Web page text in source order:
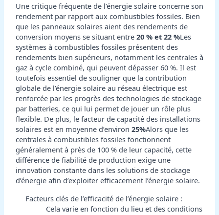
Une critique fréquente de l’énergie solaire concerne son
rendement par rapport aux combustibles fossiles. Bien
que les panneaux solaires aient des rendements de
conversion moyens se situant entre 20 % et 22 %Les
systèmes à combustibles fossiles présentent des
rendements bien supérieurs, notamment les centrales à
gaz à cycle combiné, qui peuvent dépasser 60 %. Il est
toutefois essentiel de souligner que la contribution
globale de l’énergie solaire au réseau électrique est
renforcée par les progrès des technologies de stockage
par batteries, ce qui lui permet de jouer un rôle plus
flexible. De plus, le facteur de capacité des installations
solaires est en moyenne d’environ 25%Alors que les
centrales à combustibles fossiles fonctionnent
généralement à près de 100 % de leur capacité, cette
différence de fiabilité de production exige une
innovation constante dans les solutions de stockage
d’énergie afin d’exploiter efficacement l’énergie solaire.
Facteurs clés de l’efficacité de l’énergie solaire :
Cela varie en fonction du lieu et des conditions